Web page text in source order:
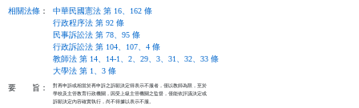
相關法條 ：
中華民國憲法 第 16、162 條
行政程序法 第 92 條
民事訴訟法 第 78、95 條
行政訴訟法 第 104、107、4 條
教師法 第 14、14-1、2、29、3、31、32、33 條
大學法 第 1、3 條
要
旨：
對再申訴或相當於再申訴之訴願決定得表示不服者，僅以教師為限，至於
學校及主管教育行政機關，因受上級主管機關之監督，僅能依評議決定或
訴願決定內容確實執行，尚不得據以表示不服。